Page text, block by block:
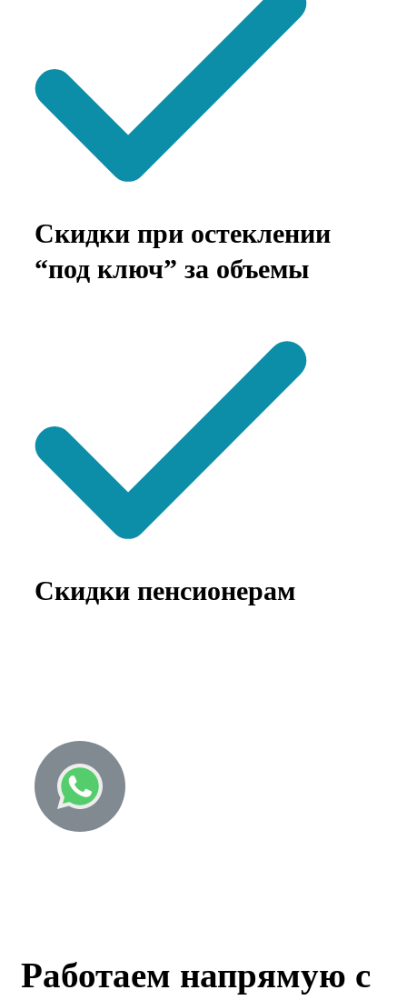
Скидки при остеклении
“под ключ” за объемы
Скидки пенсионерам
Работаем напрямую с